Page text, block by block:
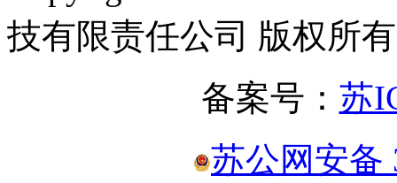
技有限责任公司 版权所有
备案号： 苏
苏公网安备